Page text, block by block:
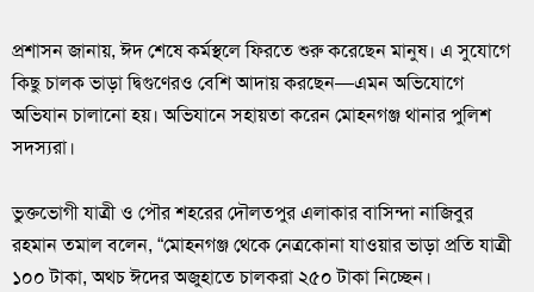
প্রশাসন জানায়, ঈদ শেষে কর্মস্থলে ফিরতে শুরু করেছেন মানুষ। এ সুযোগে
কিছু চালক ভাড়া দ্বিগুণেরও বেশি আদায় করছেন—এমন অভিযোগে
অভিযান চালানো হয়। অভিযানে সহায়তা করেন মোহনগঞ্জ থানার পুলিশ
সদস্যরা।
ভুক্তভোগী যাত্রী ও পৌর শহরের দৌলতপুর এলাকার বাসিন্দা নাজিবুর
রহমান তমাল বলেন, “মোহনগঞ্জ থেকে নেত্রকোনা যাওয়ার ভাড়া প্রতি যাত্রী
১০০ টাকা, অথচ ঈদের অজুহাতে চালকরা ২৫০ টাকা নিচ্ছেন।